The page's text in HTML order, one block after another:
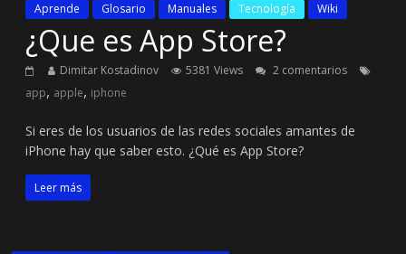
Aprende Glosario Manuales Tecnología Wiki
¿Que es App Store?
Dimitar Kostadinov 5381 Views
2 comentarios
app, apple, iphone
Si eres de los usuarios de las redes sociales amantes de
iPhone hay que saber esto. ¿Qué es App Store?
Leer más